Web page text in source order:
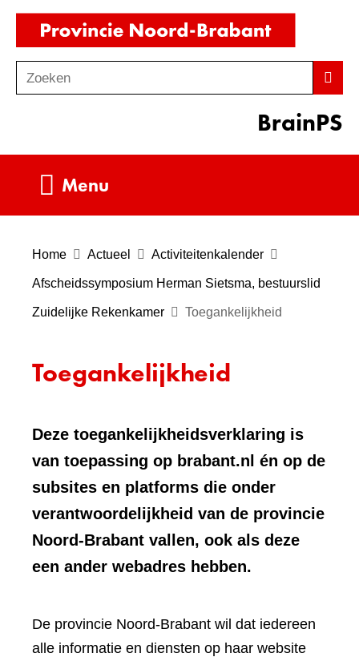
Ga
de
inhoud
o
Zoeken
BrainPS
Menu
Home Actueel Activiteitenkalender
Afscheidssymposium Herman Sietsma, bestuurslid
Zuidelijke Rekenkamer Toegankelijkheid
Toegankelijkheid
Deze toegankelijkheidsverklaring is
van toepassing op brabant.nl én op de
subsites en platforms die onder
verantwoordelijkheid van de provincie
Noord-Brabant vallen, ook als deze
een ander webadres hebben.
De provincie Noord-Brabant wil dat iedereen
alle informatie en diensten op haar website